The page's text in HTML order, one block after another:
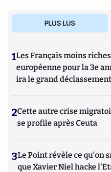
PLUS LUS
1Les Français moins
européenne pour la 3e
ira le grand
2Cette autre crise
se profile après Ceuta
3Le Point révèle ce qu'on
que Xavier Niel hacke